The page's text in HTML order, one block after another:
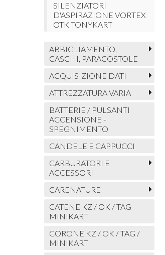
SILENZIATORI
D'ASPIRAZIONE VORTEX
OTK TONYKART
ABBIGLIAMENTO,
CASCHI, PARACOSTOLE
ACQUISIZIONE DATI
ATTREZZATURA VARIA
BATTERIE / PULSANTI
ACCENSIONE -
SPEGNIMENTO
CANDELE E CAPPUCCI
CARBURATORI E
ACCESSORI
CARENATURE
CATENE KZ / OK / TAG
MINIKART
CORONE KZ / OK / TAG /
MINIKART